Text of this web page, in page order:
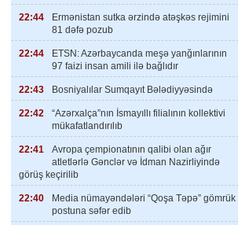
22:44
Ermənistan sutka ərzində atəşkəs rejimini
81 dəfə pozub
22:44
ETSN: Azərbaycanda meşə yanğınlarının
97 faizi insan amili ilə bağlıdır
22:43 Bosniyalılar Sumqayıt Bələdiyyəsində
22:42
“Azərxalça”nın İsmayıllı filialının kollektivi
mükafatlandırılıb
22:41
Avropa çempionatının qalibi olan ağır
atletlərlə Gənclər və İdman Nazirliyində
görüş keçirilib
22:40
Media nümayəndələri “Qoşa Təpə” gömrük
postuna səfər edib